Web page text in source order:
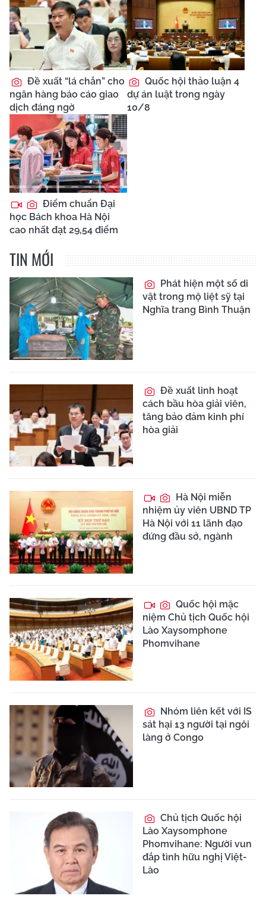
Đề xuất “lá chắn” cho
ngân hàng báo cáo giao
dịch đáng ngờ
Quốc hội thảo luận 4
dự án luật trong ngày
10/8
Điểm chuẩn Đại
học Bách khoa Hà Nội
cao nhất đạt 29,54 điểm
TIN MỚI
Phát hiện một số di
vật trong mộ liệt sỹ tại
Nghĩa trang Bình Thuận
Đề xuất linh hoạt
cách bầu hòa giải viên,
tăng bảo đảm kinh phí
hòa giải
Hà Nội miễn
nhiệm ủy viên UBND TP
Hà Nội với 11 lãnh đạo
đứng đầu sở, ngành
Quốc hội mặc
niệm Chủ tịch Quốc hội
Lào Xaysomphone
Phomvihane
Nhóm liên kết với IS
sát hại 13 người tại ngôi
làng ở Congo
Chủ tịch Quốc hội
Lào Xaysomphone
Phomvihane: Người vun
đắp tình hữu nghị Việt-
Lào